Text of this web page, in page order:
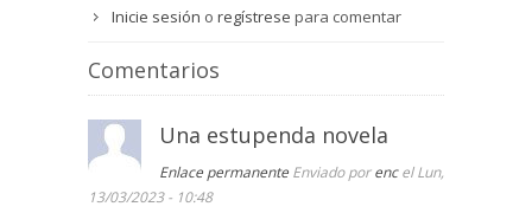
Inicie sesión o regístrese para comentar
Comentarios
Una estupenda novela
Enlace permanente Enviado porencel Lun,
13/03/2023 - 10:48